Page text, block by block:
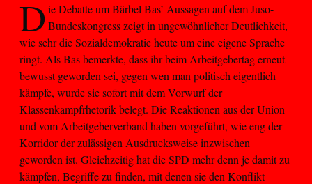
Die Debatte um Bärbel Bas’ Aussagen auf dem Juso-
Bundeskongress zeigt in ungewöhnlicher Deutlichkeit,
wie sehr die Sozialdemokratie heute um eine eigene Sprache
ringt. Als Bas bemerkte, dass ihr beim Arbeitgebertag erneut
bewusst geworden sei, gegen wen man politisch eigentlich
kämpfe, wurde sie sofort mit dem Vorwurf der
Klassenkampfrhetorik belegt. Die Reaktionen aus der Union
und vom Arbeitgeberverband haben vorgeführt, wie eng der
Korridor der zulässigen Ausdrucksweise inzwischen
geworden ist. Gleichzeitig hat die SPD mehr denn je damit zu
kämpfen, Begriffe zu finden, mit denen sie den Konflikt